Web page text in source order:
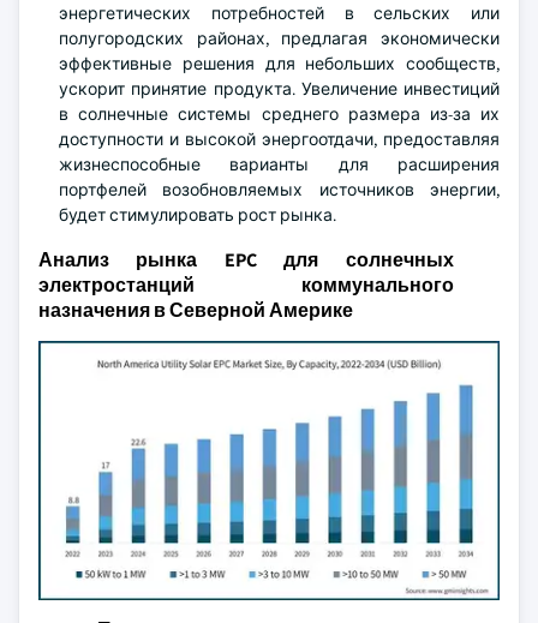
энергетических потребностей в сельских или
полугородских районах, предлагая экономически
эффективные решения для небольших сообществ,
ускорит принятие продукта. Увеличение инвестиций
в солнечные системы среднего размера из-за их
доступности и высокой энергоотдачи, предоставляя
жизнеспособные варианты для расширения
портфелей возобновляемых источников энергии,
будет стимулировать рост рынка.
Анализ рынка EPC для солнечных
электростанций коммунального
назначения в Северной Америке